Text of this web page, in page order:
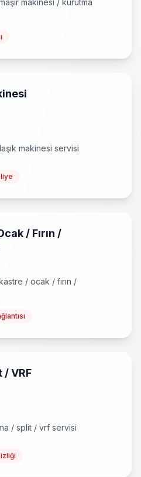
makinesi / kurutma
makinesi servisi
/ Fırın /
/ ocak / fırın /
/ VRF
/ split / vrf servisi